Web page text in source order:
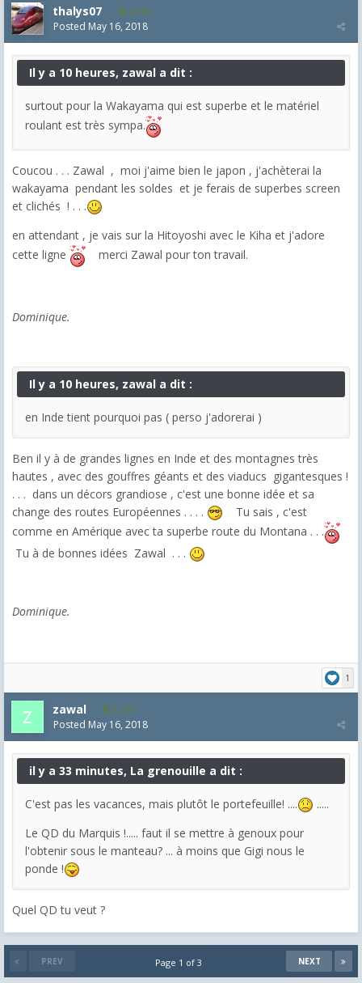
thalys07 8,174
Posted May 16, 2018
Il y a 10 heures, zawal a dit :
surtout pour la Wakayama qui est superbe et le matériel
roulant est très sympa.
Coucou . . . Zawal , moi j'aime bien le japon , j'achèterai la
wakayama pendant les soldes et je ferais de superbes screen
et clichés ! . . .
en attendant , je vais sur la Hitoyoshi avec le Kiha et j'adore
cette ligne
merci Zawal pour ton travail.
Dominique.
Il y a 10 heures, zawal a dit :
en Inde tient pourquoi pas ( perso j'adorerai )
Ben il y à de grandes lignes en Inde et des montagnes très
hautes , avec des gouffres géants et des viaducs gigantesques !
. . . dans un décors grandiose , c'est une bonne idée et sa
change des routes Européennes . . . .
Tu sais , c'est
comme en Amérique avec ta superbe route du Montana . . .
Tu à de bonnes idées Zawal . . .
Dominique.
1
zawal 3,318
Posted May 16, 2018
il y a 33 minutes, La grenouille a dit :
C'est pas les vacances, mais plutôt le portefeuille! ....
.....
Le QD du Marquis !..... faut il se mettre à genoux pour
l'obtenir sous le manteau? ... à moins que Gigi nous le
ponde !
Quel QD tu veut ?
PREV NEXT
Page 1 of 3